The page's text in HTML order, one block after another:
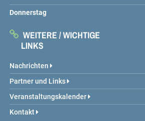
Donnerstag
WEITERE / WICHTIGE
LINKS
Nachrichten
Partner und Links
Veranstaltungskalender
Kontakt